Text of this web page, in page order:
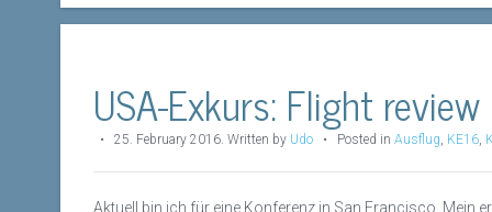
USA-Exkurs: Flight
• 25. February 2016 Written by Udo • Posted in Ausflug KE16
Aktuell bin ich für eine Konferenz in San Francisco. Mein